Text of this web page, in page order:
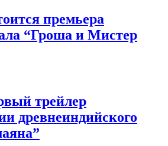
премьера
“Гроша и Мистер
трейлер
древнеиндийского